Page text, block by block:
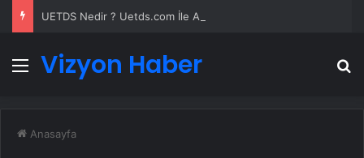
Menü
Vizyon Haber
Anasayfa